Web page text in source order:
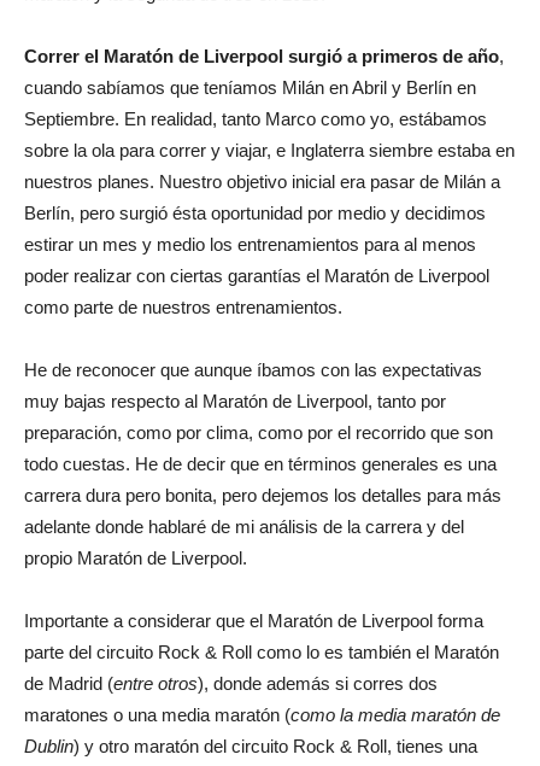
Correr el Maratón de Liverpool surgió a primeros de año,
cuando sabíamos que teníamos Milán en Abril y Berlín en
Septiembre. En realidad, tanto Marco como yo, estábamos
sobre la ola para correr y viajar, e Inglaterra siembre estaba en
nuestros planes. Nuestro objetivo inicial era pasar de Milán a
Berlín, pero surgió ésta oportunidad por medio y decidimos
estirar un mes y medio los entrenamientos para al menos
poder realizar con ciertas garantías el Maratón de Liverpool
como parte de nuestros entrenamientos.
He de reconocer que aunque íbamos con las expectativas
muy bajas respecto al Maratón de Liverpool, tanto por
preparación, como por clima, como por el recorrido que son
todo cuestas. He de decir que en términos generales es una
carrera dura pero bonita, pero dejemos los detalles para más
adelante donde hablaré de mi análisis de la carrera y del
propio Maratón de Liverpool.
Importante a considerar que el Maratón de Liverpool forma
parte del circuito Rock & Roll como lo es también el Maratón
de Madrid (entre otros), donde además si corres dos
maratones o una media maratón (como la media maratón de
Dublin) y otro maratón del circuito Rock & Roll, tienes una